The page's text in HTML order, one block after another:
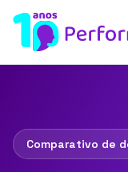
Comparativo de